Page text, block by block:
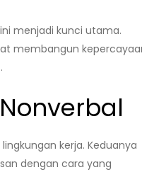
menjadi kunci utama.
membangun
kerja. Keduanya
dengan cara yang